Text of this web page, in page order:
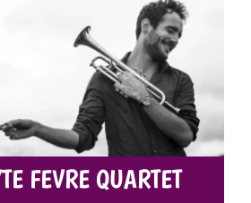
FEVRE QUARTET